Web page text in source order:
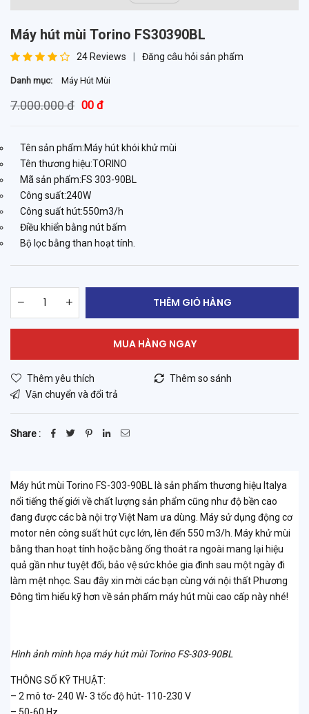
Máy hút mùi Torino FS30390BL
24 Reviews Đăng câu hỏi sản phẩm
Danh mục: Máy Hút Mùi
7.000.000 đ 00 đ
Tên sản phẩm:Máy hút khói khử mùi
Tên thương hiệu:TORINO
Mã sản phẩm:FS 303-90BL
Công suất:240W
Công suất hút:550m3/h
Điều khiển bằng nút bấm
Bộ lọc bằng than hoạt tính.
THÊM GIỎ HÀNG
MUA HÀNG NGAY
Thêm yêu thích
Thêm so sánh
Vận chuyển và đổi trả
Share :
Máy hút mùi Torino FS-303-90BL là sản phẩm thương hiệu Italya
nổi tiếng thế giới về chất lượng sản phẩm cũng như độ bền cao
đang được các bà nội trợ Việt Nam ưa dùng. Máy sử dụng động cơ
motor nên công suất hút cực lớn, lên đến 550 m3/h. Máy khử mùi
bằng than hoạt tính hoặc bằng ống thoát ra ngoài mang lại hiệu
quả gần như tuyệt đối, bảo vệ sức khỏe gia đình sau một ngày đi
làm mệt nhọc. Sau đây xin mời các bạn cùng với nội thất Phương
Đông tìm hiểu kỹ hơn về sản phẩm máy hút mùi cao cấp này nhé!
Hình ảnh minh họa máy hút mùi Torino FS-303-90BL
THÔNG SỐ KỸ THUẬT:
– 2 mô tơ- 240 W- 3 tốc độ hút- 110-230 V